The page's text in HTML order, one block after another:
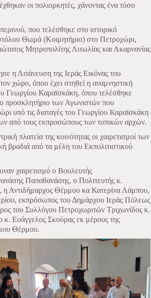
οι πολιορκητές, χάνοντας ένα τόσο
που τελέσθηκε στο ιστορικό
Θωμά (Κοιμητήριο) στο Πετροχώρι,
Μητροπολίτης Αιτωλίας και Ακαρνανίας
η Λιτάνευση της Ιεράς Εικόνας του
χώρο, όπου έχει στηθεί η αναμνηστική
Γεωργίου Καραϊσκάκη, όπου τελέσθηκε
προσκλητήριο των Αγωνιστών που
υπό τις διαταγές του Γεωργίου Καραϊσκάκη
από τους εκπροσώπους των τοπικών αρχών.
πλατεία της κοινότητας οι χαιρετισμοί των
βραδιά από τα μέλη του Εκπολιτιστικού
χαιρετισμό ο Βουλευτής
Παπαθανάσης, ο Πολιτευτής κ.
Αντιδήμαρχος Θέρμου κα Κατερίνα Λάμπου,
εκπρόσωπος του Δημάρχου Ιεράς Πόλεως
του Συλλόγου Πετροχωριτών Τριχωνίδος κ.
κ. Ευάγγελος Σκούρας εκ μέρους της
Θέρμου.